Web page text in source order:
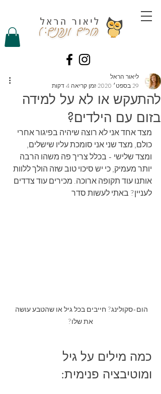
להתעקש או לא על למידה
בזום עם הילדים?
ליאור הראל
29 בספט׳ 2020
זמן קריאה 4 דקות
מצד אחד אני לא רוצה שיהיה בפיגור אחרי
כולם, מצד שני אני סומכת עליו שישלים,
ומצד שלישי - בכלל צריך פה משהו הרבה
יותר מעמיק, כי יש סיכוי טוב שזה הולך ללוות
אותנו עוד תקופה ארוכה. מכירים עוד צדדים
לעניין? באתי לעשות סדר
הום-סקולינג? חייבים בכל גיל או שהטבע עושה
את שלו?
כמה מילים על גיל
ומוטיבציה פנימית: